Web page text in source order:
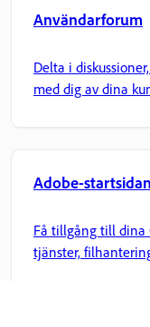
Användarforum
Delta i
med dig av dina
Adobe-startsidan
Få tillgång till dina
tjänster,